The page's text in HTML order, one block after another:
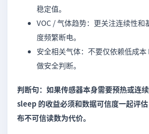
稳定值。
VOC / 气体趋势：更关注连续性和
度频繁断电。
安全相关气体：不要仅依赖低成本
做安全判断。
判断句：如果传感器本身需要预热或连
sleep 的收益必须和数据可信度一起评
布不可信读数为代价。